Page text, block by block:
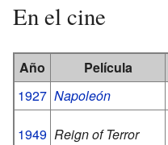
En el cine
Año Película
1927 Napoleón
1949 Reign of Terror